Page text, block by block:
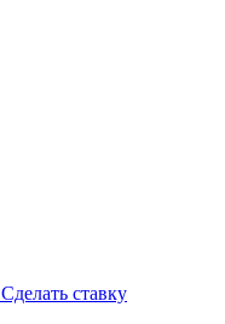
Сделать ставку